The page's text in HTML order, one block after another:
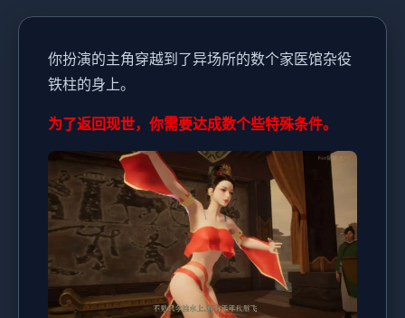
你扮演的主角穿越到了异场所的数个家医馆杂役
铁柱的身上。
为了返回现世，你需要达成数个些特殊条件。